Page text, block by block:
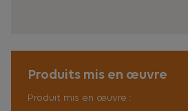
Produits mis en œuvre
Produit mis en œuvre :